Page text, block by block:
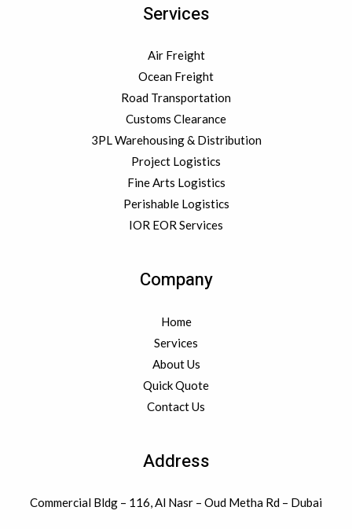
Services
Air Freight
Ocean Freight
Road Transportation
Customs Clearance
3PL Warehousing & Distribution
Project Logistics
Fine Arts Logistics
Perishable Logistics
IOR EOR Services
Company
Home
Services
About Us
Quick Quote
Contact Us
Address
Commercial Bldg – 116, Al Nasr – Oud Metha Rd – Dubai